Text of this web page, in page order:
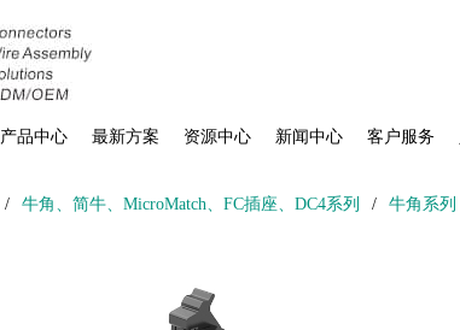
产品中心 最新方案 资源中心 新闻中心 客户服务
/ 牛角、简牛、MicroMatch、FC插座、DC4系列 / 牛角系列